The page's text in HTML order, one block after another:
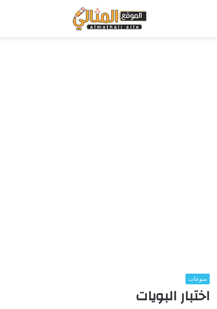
منوعات
اختبار البويات